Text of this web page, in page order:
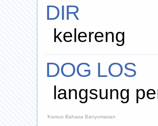
DIR
kelereng
DOG LOS
langsung
Kamus Bahasa Banyumasan